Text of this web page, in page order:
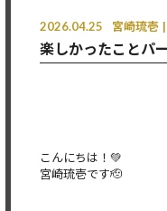
2026.04.25 宮崎琉壱
楽しかったことパ
こんにちは！💚
宮崎琉壱です🫡